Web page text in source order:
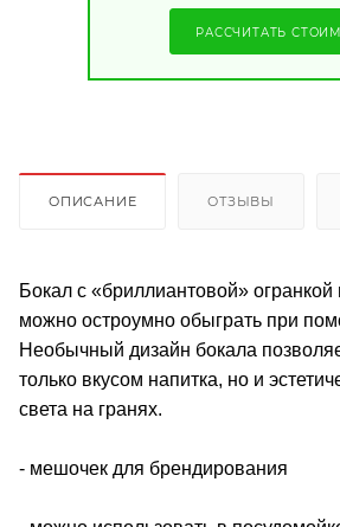
РАССЧИТАТЬ
ОПИСАНИЕ ОТЗЫВЫ
Бокал с «бриллиантовой»
можно остроумно обыграть при
Необычный дизайн бокала
только вкусом напитка, но и
света на гранях.
- мешочек для брендирования